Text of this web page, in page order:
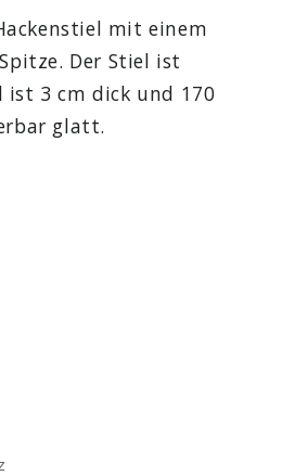
mit einem
Der Stiel ist
ist 3 cm dick und 170
glatt.